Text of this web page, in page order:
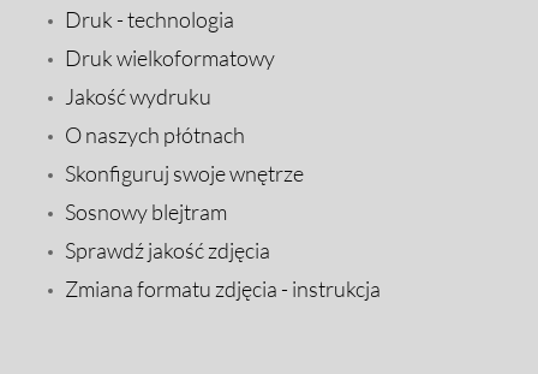
Druk - technologia
Druk wielkoformatowy
Jakość wydruku
O naszych płótnach
Skonfiguruj swoje wnętrze
Sosnowy blejtram
Sprawdź jakość zdjęcia
Zmiana formatu zdjęcia - instrukcja